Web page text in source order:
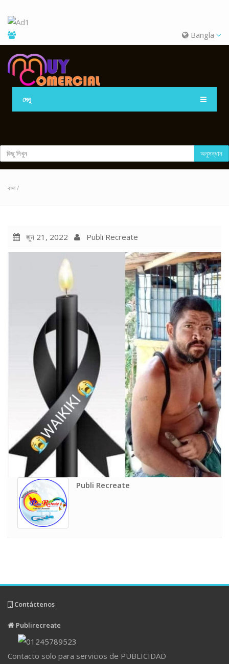
Bangla
মেনু
অনুসন্ধান
বাসা/
জুন 21, 2022 Publi Recreate
Publi Recreate
Contáctenos
Publirecreate
Contacto solo para servicios de PUBLICIDAD